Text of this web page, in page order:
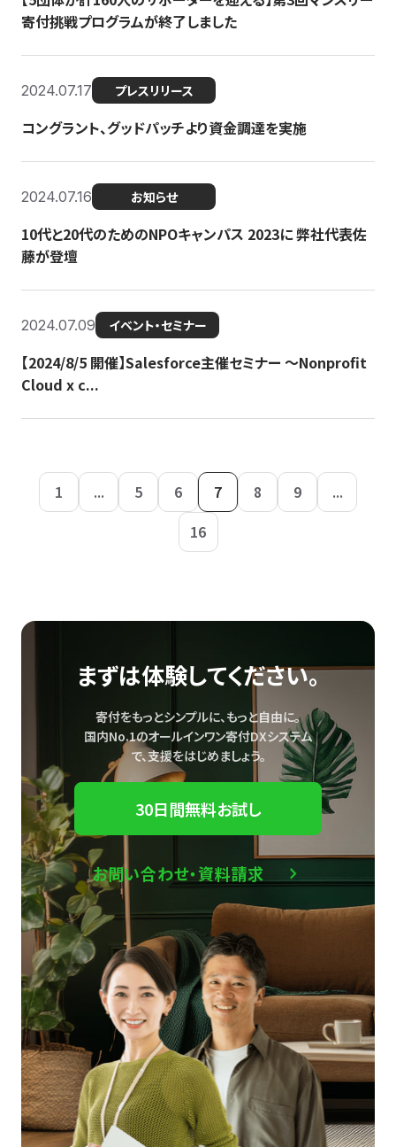
寄付挑戦プログラムが終了しました
2024.07.17 プレスリリース
コングラント、グッドパッチより資金調達を実施
2024.07.16 お知らせ
10代と20代のためのNPOキャンパス 2023に 弊社代表佐
藤が登壇
2024.07.09 イベント・セミナー
【2024/8/5 開催】Salesforce主催セミナー 〜Nonprofit
Cloud x c...
1 ... 5 6 7 8 9
...
16
まずは体験してください。
寄付をもっとシンプルに、もっと自由に。
国内No.1のオールインワン寄付DXシステム
で、支援をはじめましょう。
30日間無料お試し
お問い合わせ・資料請求